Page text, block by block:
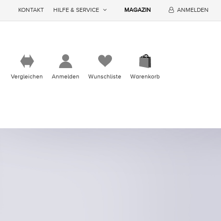
KONTAKT HILFE & SERVICE MAGAZIN ANMELDEN
Vergleichen Anmelden Wunschliste Warenkorb